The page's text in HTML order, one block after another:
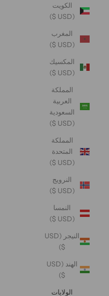
الكويت
(USD $)
المغرب
(USD $)
المكسيك
(USD $)
المملكة
العربية
السعودية
(USD $)
المملكة
المتحدة
(USD $)
النرويج
(USD $)
النمسا
(USD $)
النيجر (USD
$)
الهند (USD
$)
الولايات